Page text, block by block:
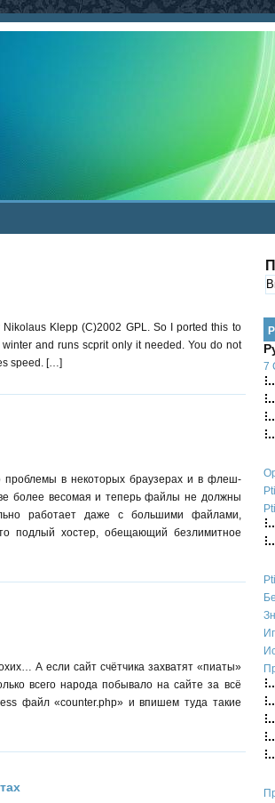
Klepp (C)2002 GPL. So I ported this to
and runs scprit only it needed. You do not
speed. […]
в некоторых браузерах и в флеш-
более весомая и теперь файлы не должны
работает даже с большими файлами,
подлый хостер, обещающий безлимитное
А если сайт счётчика захватят «пиаты»
всего народа побывало на сайте за всё
файл «counter.php» и впишем туда такие
7